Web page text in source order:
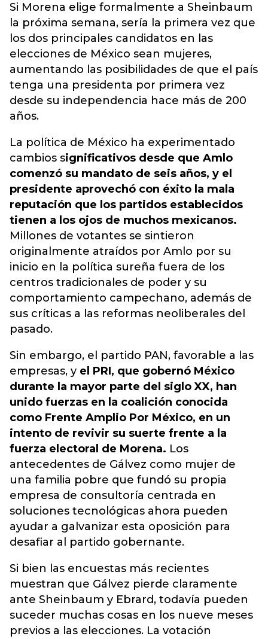
Si Morena elige formalmente a Sheinbaum
la próxima semana, sería la primera vez que
los dos principales candidatos en las
elecciones de México sean mujeres,
aumentando las posibilidades de que el país
tenga una presidenta por primera vez
desde su independencia hace más de 200
años.
La política de México ha experimentado
cambios significativos desde que Amlo
comenzó su mandato de seis años, y el
presidente aprovechó con éxito la mala
reputación que los partidos establecidos
tienen a los ojos de muchos mexicanos.
Millones de votantes se sintieron
originalmente atraídos por Amlo por su
inicio en la política sureña fuera de los
centros tradicionales de poder y su
comportamiento campechano, además de
sus críticas a las reformas neoliberales del
pasado.
Sin embargo, el partido PAN, favorable a las
empresas, y el PRI, que gobernó México
durante la mayor parte del siglo XX, han
unido fuerzas en la coalición conocida
como Frente Amplio Por México, en un
intento de revivir su suerte frente a la
fuerza electoral de Morena. Los
antecedentes de Gálvez como mujer de
una familia pobre que fundó su propia
empresa de consultoría centrada en
soluciones tecnológicas ahora pueden
ayudar a galvanizar esta oposición para
desafiar al partido gobernante.
Si bien las encuestas más recientes
muestran que Gálvez pierde claramente
ante Sheinbaum y Ebrard, todavía pueden
suceder muchas cosas en los nueve meses
previos a las elecciones. La votación